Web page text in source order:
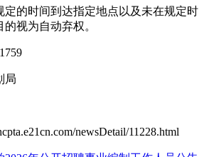
定的时间到达指定地点以及未在规定时
视为自动弃权。
局
newsDetail/11228.html